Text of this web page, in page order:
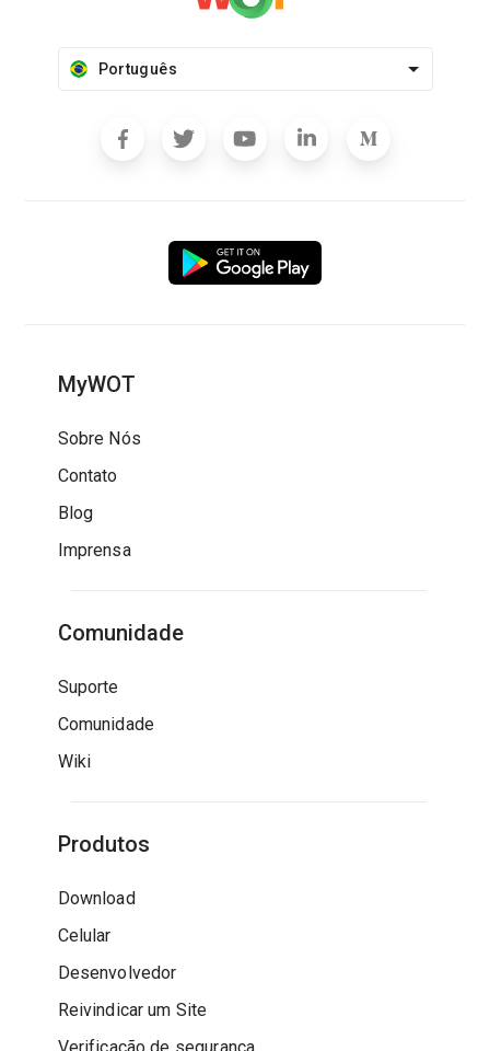
Português
MyWOT
Sobre Nós
Contato
Blog
Imprensa
Comunidade
Suporte
Comunidade
Wiki
Produtos
Download
Celular
Desenvolvedor
Reivindicar um Site